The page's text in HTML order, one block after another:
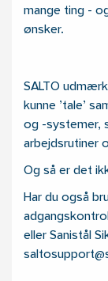
mange ting -
ønsker.
SALTO
kunne ’tale’
og -systemer,
arbejdsrutiner
Og så er det
Har du også
eller Sanistål